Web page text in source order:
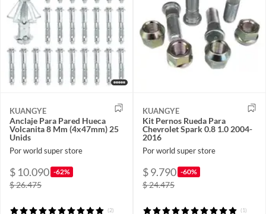
KUANGYE
Anclaje Para Pared Hueca
Volcanita 8 Mm (4x47mm) 25
Unids
Por world super store
$ 10.090 -62%
$ 26.475
(2)
KUANGYE
Kit Pernos Rueda Para
Chevrolet Spark 0.8 1.0 2004-
2016
Por world super store
$ 9.790 -60%
$ 24.475
(1)